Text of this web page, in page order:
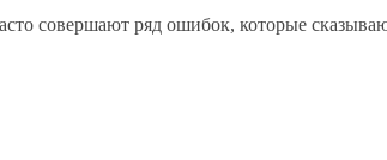
совершают ряд ошибок, которые